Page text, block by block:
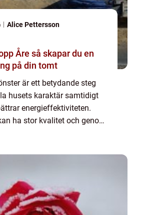
Alice Pettersson
du en
på din tomt
är ett betydande steg
husets karaktär samtidigt
energieffektiviteten.
ha stor kvalitet och genom